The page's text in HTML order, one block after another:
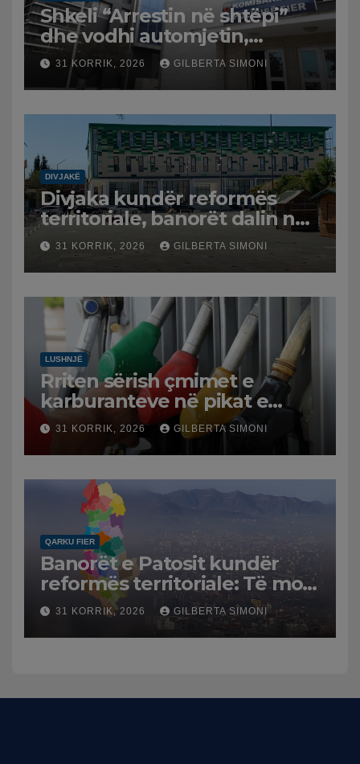
Shkeli “Arrestin në shtëpi”
dhe vodhi automjetin,
arrestohet 43-vjeçari
31 KORRIK, 2026 GILBERTA SIMONI
DIVJAKË
Divjaka kundër reformës
territoriale, banorët dalin në
protestë.
31 KORRIK, 2026 GILBERTA SIMONI
LUSHNJË
Rriten sërish çmimet e
karburanteve në pikat e
karburanteve në Lushnjë.
Tensionet në Lindjen e
Mesme shtrenjtojnë naftën
dhe benzinën në vend
31 KORRIK, 2026 GILBERTA SIMONI
QARKU FIER
Banorët e Patosit kundër
reformës territoriale: Të mos
humbasim identitetin e
qytetit
31 KORRIK, 2026 GILBERTA SIMONI